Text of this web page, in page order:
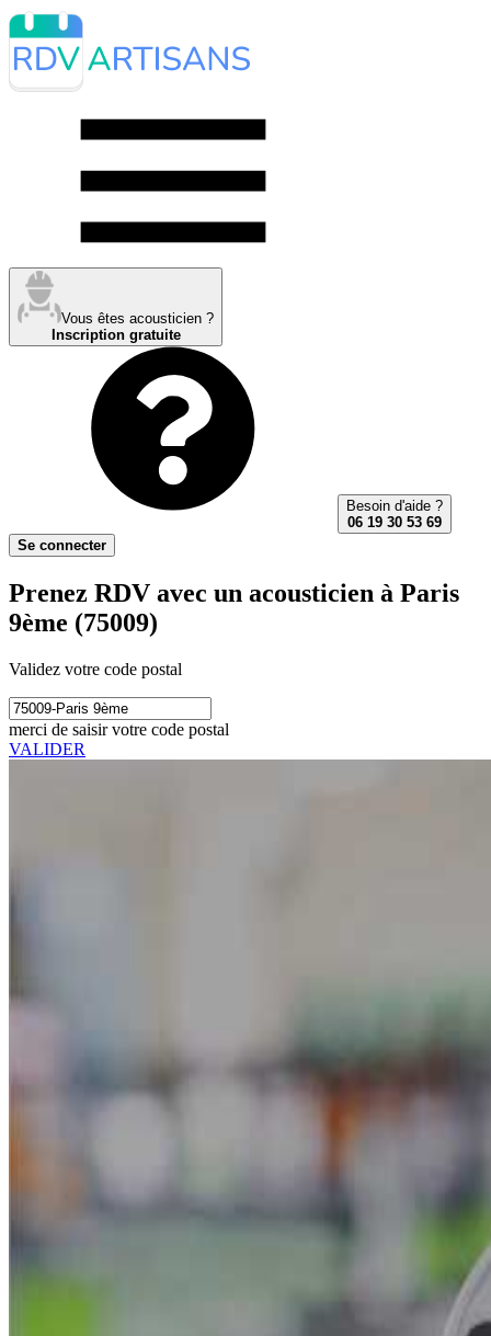
Vous êtes acousticien ?
Inscription gratuite
Besoin d'aide ?
06 19 30 53 69
Se connecter
Prenez RDV avec un acousticien à Paris
9ème (75009)
Validez votre code postal
merci de saisir votre code postal
VALIDER